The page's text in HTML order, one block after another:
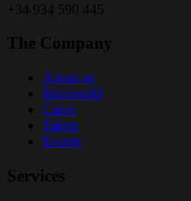
+34 934 590 445
The Company
About us
Realworld
Cases
Talent
Events
Services